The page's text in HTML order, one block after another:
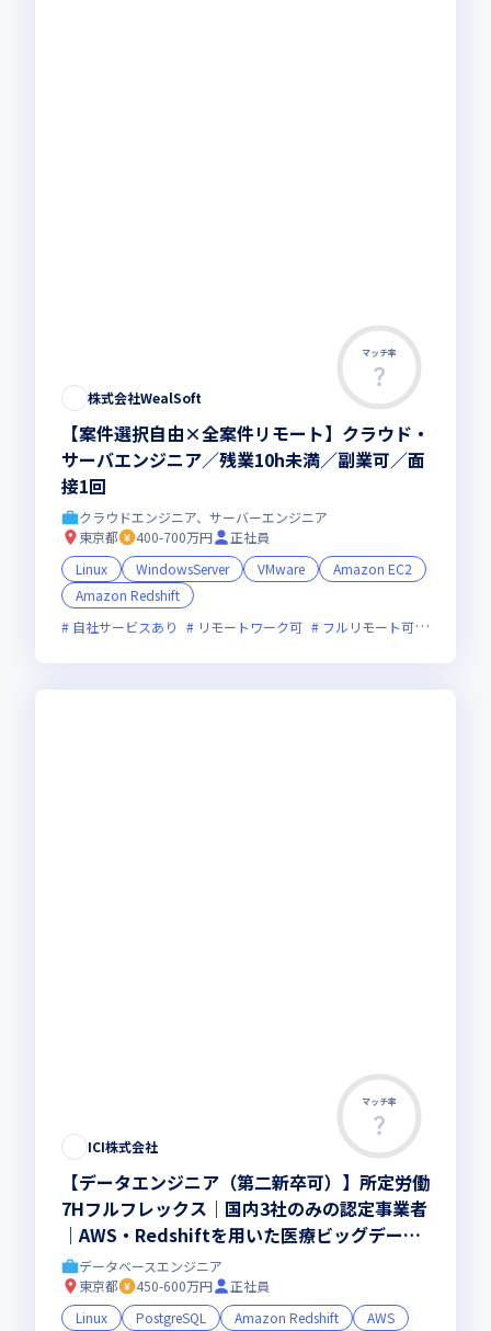
マッチ率
株式会社WealSoft
【案件選択自由×全案件リモート】クラウド・
サーバエンジニア／残業10h未満／副業可／面
接1回
クラウドエンジニア、サーバーエンジニア
東京都
400-700万円
正社員
Linux
WindowsServer VMware
Amazon EC2
Amazon Redshift
自社サービスあり
リモートワーク可 フルリモート可
マッチ率
ICI株式会社
【データエンジニア（第二新卒可）】所定労働
7Hフルフレックス｜国内3社のみの認定事業者
｜AWS・Redshiftを用いた医療ビッグデータ
領域で専門性を磨く
データベースエンジニア
東京都
450-600万円
正社員
Linux
PostgreSQL Amazon Redshift
AWS